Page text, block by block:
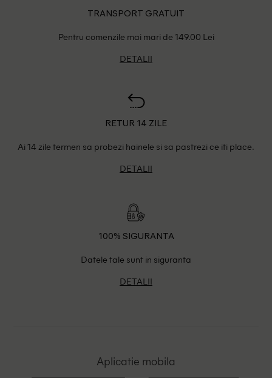
TRANSPORT GRATUIT
Pentru comenzile mai mari de 149.00 Lei
DETALII
RETUR 14 ZILE
Ai 14 zile termen sa probezi hainele si sa pastrezi ce iti place.
DETALII
100% SIGURANTA
Datele tale sunt in siguranta
DETALII
Aplicatie mobila